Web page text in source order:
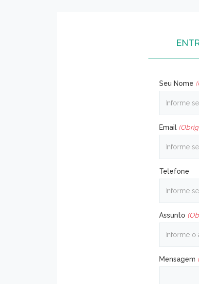
Seu Nome
Email
Telefone
Assunto
Mensagem